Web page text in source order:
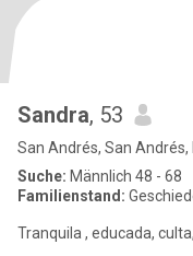
Sandra, 53
San Andrés, San Andrés,
Suche: Männlich 48 - 68
Familienstand:
Tranquila , educada,